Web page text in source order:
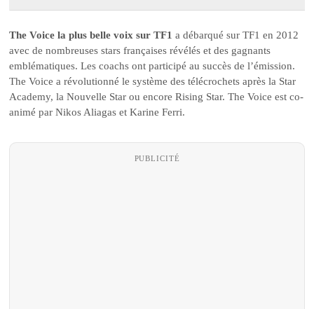
The Voice la plus belle voix sur TF1 a débarqué sur TF1 en 2012
avec de nombreuses stars françaises révélés et des gagnants
emblématiques. Les coachs ont participé au succès de l’émission.
The Voice a révolutionné le système des télécrochets après la Star
Academy, la Nouvelle Star ou encore Rising Star. The Voice est co-
animé par Nikos Aliagas et Karine Ferri.
PUBLICITÉ